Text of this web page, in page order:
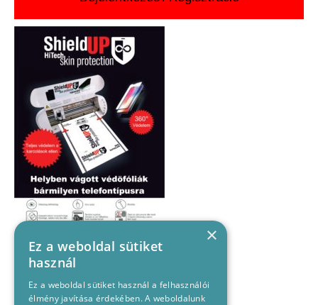
×
Ez a weboldal sütiket
használ
Ez a weboldal sütiket használ a felhasználói
élmény javítása érdekében. A weboldalunk